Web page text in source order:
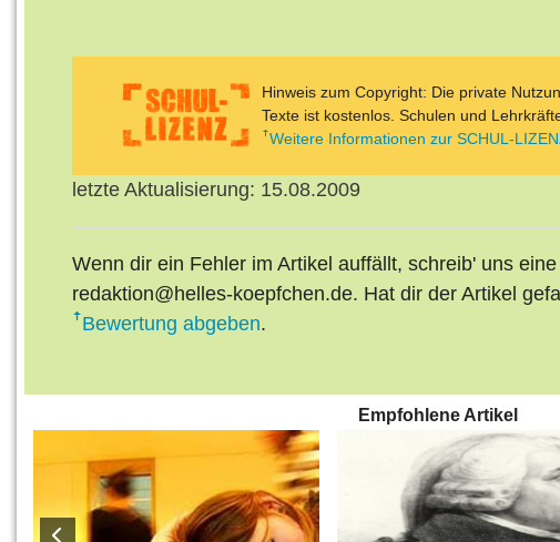
Hinweis zum Copyright: Die private
Texte ist kostenlos. Schulen und
Weitere Informationen zur SCHUL-
letzte Aktualisierung: 15.08.2009
Wenn dir ein Fehler im Artikel auffällt, schreib' uns
redaktion@helles-koepfchen.de. Hat dir der Artikel
Bewertung abgeben.
Empfohlene Artikel